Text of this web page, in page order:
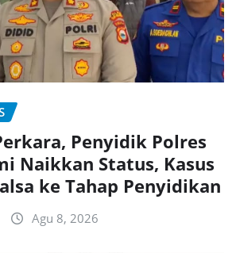
Penyidik Polres
Naikkan Status, Kasus
ke Tahap Penyidikan
Agu 8, 2026